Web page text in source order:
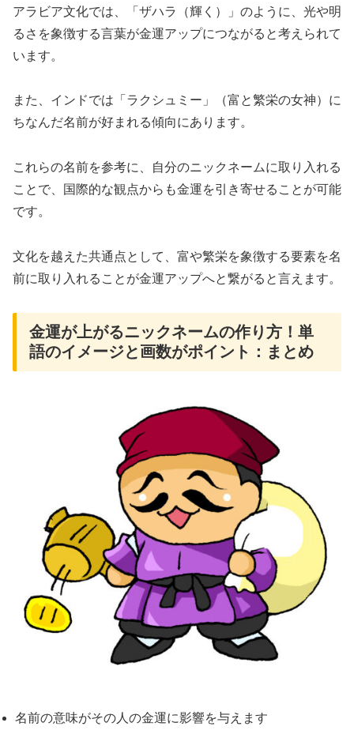
アラビア文化では、「ザハラ（輝く）」のように、光や明
るさを象徴する言葉が金運アップにつながると考えられて
います。
また、インドでは「ラクシュミー」（富と繁栄の女神）に
ちなんだ名前が好まれる傾向にあります。
これらの名前を参考に、自分のニックネームに取り入れる
ことで、国際的な観点からも金運を引き寄せることが可能
です。
文化を越えた共通点として、富や繁栄を象徴する要素を名
前に取り入れることが金運アップへと繋がると言えます。
金運が上がるニックネームの作り方！単
語のイメージと画数がポイント：まとめ
名前の意味がその人の金運に影響を与えます